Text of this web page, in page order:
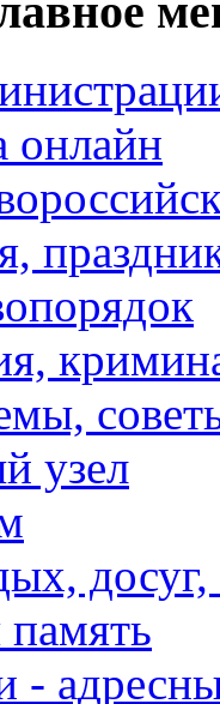
онлайн
узел
-